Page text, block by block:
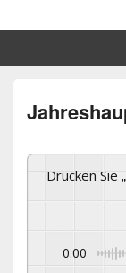
Drücken
0:00